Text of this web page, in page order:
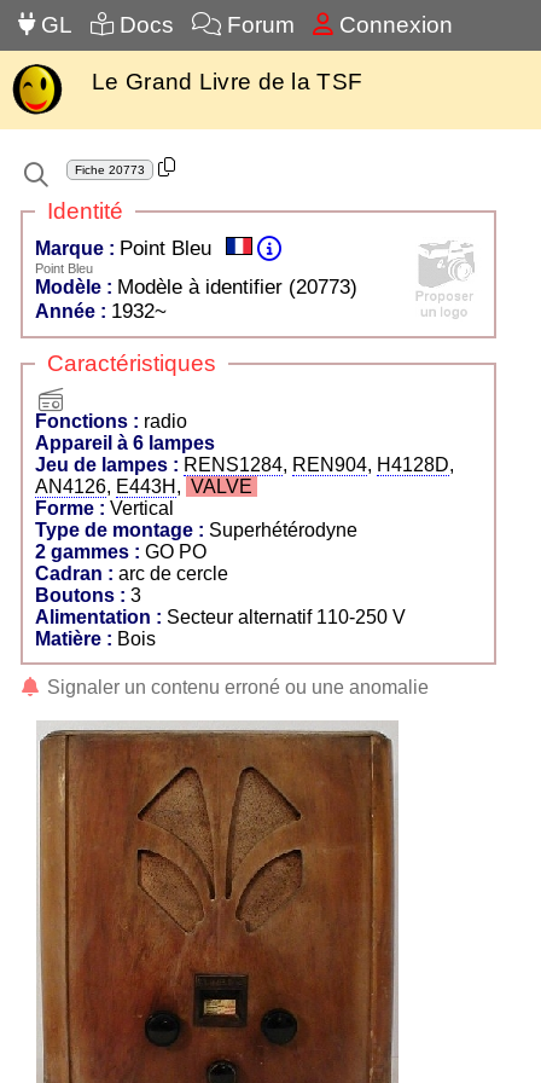
GL Docs Forum Connexion
Le Grand Livre de la TSF
Fiche 20773
Identité
Marque : Point Bleu
Point Bleu
Modèle : Modèle à identifier (20773)
Année : 1932~
Caractéristiques
Fonctions : radio
Appareil à 6 lampes
Jeu de lampes : RENS1284, REN904, H4128D,
AN4126, E443H , VALVE
Forme : Vertical
Type de montage : Superhétérodyne
2 gammes :
GO PO
Cadran : arc de cercle
Boutons : 3
Alimentation : Secteur alternatif 110-250 V
Matière : Bois
Signaler un contenu erroné ou une anomalie